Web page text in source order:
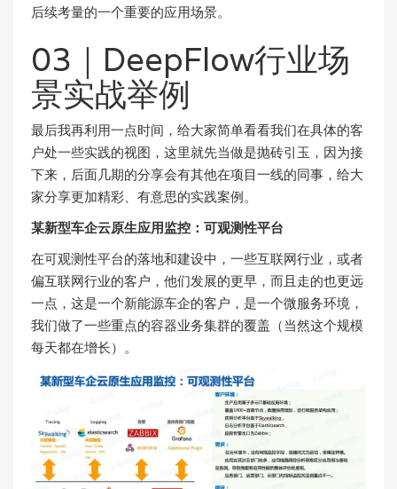
后续考量的一个重要的应用场景。
03｜DeepFlow行业场
景实战举例
最后我再利用一点时间，给大家简单看看我们在具体的客
户处一些实践的视图，这里就先当做是抛砖引玉，因为接
下来，后面几期的分享会有其他在项目一线的同事，给大
家分享更加精彩、有意思的实践案例。
某新型车企云原生应用监控：可观测性平台
在可观测性平台的落地和建设中，一些互联网行业，或者
偏互联网行业的客户，他们发展的更早，而且走的也更远
一点，这是一个新能源车企的客户，是一个微服务环境，
我们做了一些重点的容器业务集群的覆盖（当然这个规模
每天都在增长）。